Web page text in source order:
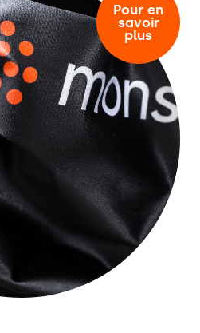
Pour en
savoir
plus